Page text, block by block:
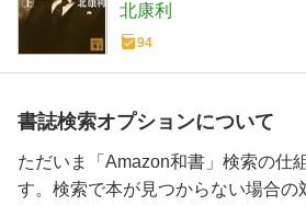
北康利
94
書誌検索オプションについて
ただいま「Amazon和書」検索の仕
す。検索で本が見つからない場合の